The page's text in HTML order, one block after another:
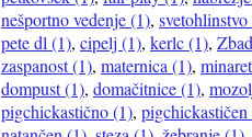
nešportno vedenje (1),
pete dl (1), cipelj (1), kerlc (1),
zaspanost (1), maternica (1),
dompust (1), domačitnice (1),
pigchickastično (1),